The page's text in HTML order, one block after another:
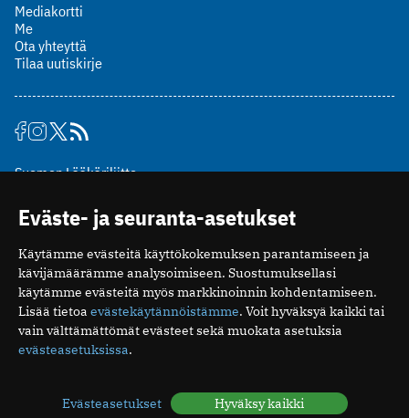
Mediakortti
Me
Ota yhteyttä
Tilaa uutiskirje
Suomen Lääkäriliitto
00510 Helsinki
puh. (09) 393 091
toimitus@potilaanlaakarilehti.fi
ISSN 2323-9476
Eväste- ja seuranta-asetukset
Käytämme evästeitä käyttökokemuksen parantamiseen ja
kävijämäärämme analysoimiseen. Suostumuksellasi
käytämme evästeitä myös markkinoinnin kohdentamiseen.
Lisää tietoa evästekäytännöistämme. Voit hyväksyä kaikki tai
vain välttämättömät evästeet sekä muokata asetuksia
evästeasetuksissa.
Evästeasetukset Hyväksy kaikki